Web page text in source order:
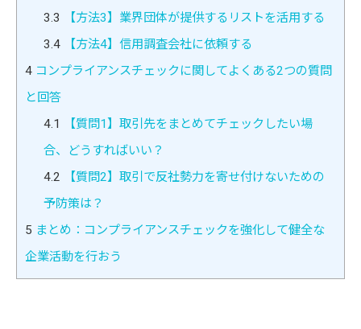
3.3 【方法3】業界団体が提供するリストを活用する
3.4【方法4】信用調査会社に依頼する
4 コンプライアンスチェックに関してよくある2つの質問
と回答
4.1
【質問1】取引先をまとめてチェックしたい場
合、どうすればいい？
4.2 【質問2】取引で反社勢力を寄せ付けないための
予防策は？
5 まとめ：コンプライアンスチェックを強化して健全な
企業活動を行おう